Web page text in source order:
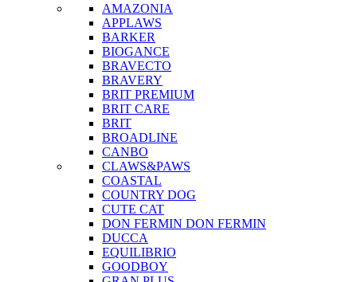
AMAZONIA
APPLAWS
BARKER
BIOGANCE
BRAVECTO
BRAVERY
BRIT PREMIUM
BRIT CARE
BRIT
BROADLINE
CANBO
CLAWS&PAWS
COASTAL
COUNTRY DOG
CUTE CAT
DON FERMIN DON FERMIN
DUCCA
EQUILIBRIO
GOODBOY